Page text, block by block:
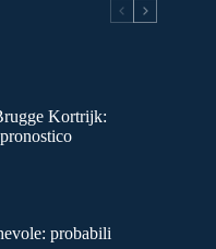
Kortrijk:
probabili